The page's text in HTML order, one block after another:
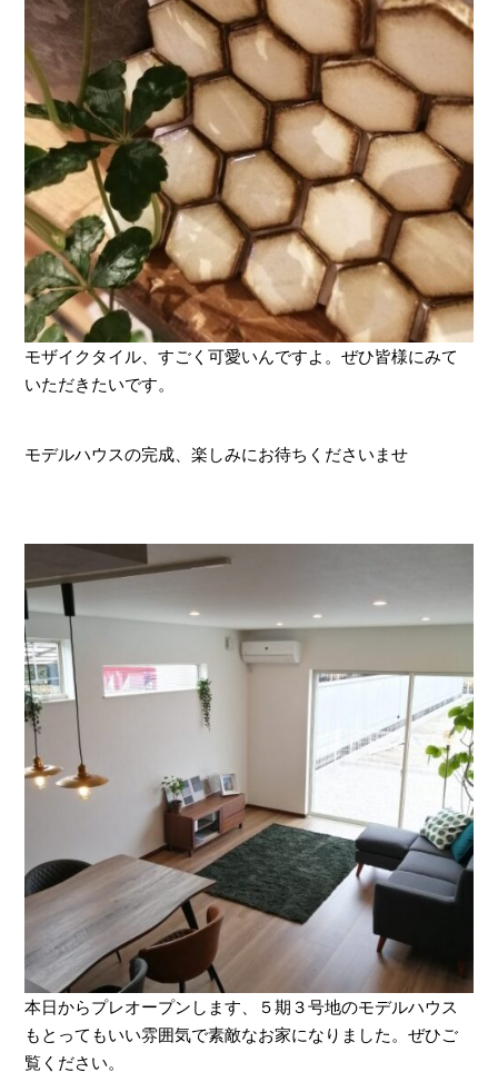
モザイクタイル、すごく可愛いんですよ。ぜひ皆様にみて
いただきたいです。
モデルハウスの完成、楽しみにお待ちくださいませ
本日からプレオープンします、５期３号地のモデルハウス
もとってもいい雰囲気で素敵なお家になりました。ぜひご
覧ください。